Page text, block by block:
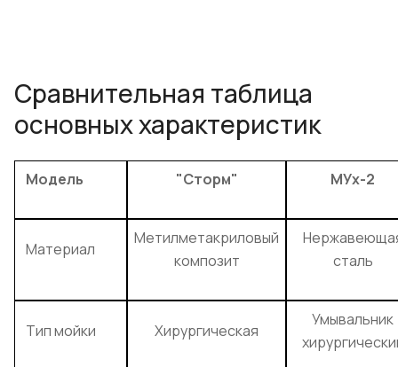
Сравнительная таблица
основных характеристик
Модель "Сторм" МУх-2
Материал
Метилметакриловый
композит
сталь
Тип мойки Хирургическая
Умывальник